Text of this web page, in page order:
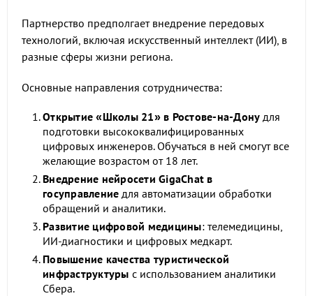
Партнерство предполгает внедрение передовых
технологий, включая искусственный интеллект (ИИ), в
разные сферы жизни региона.
Основные направления сотрудничества:
Открытие «Школы 21» в Ростове-на-Дону для
подготовки высококвалифицированных
цифровых инженеров. Обучаться в ней смогут все
желающие возрастом от 18 лет.
Внедрение нейросети GigaChat в
госуправление для автоматизации обработки
обращений и аналитики.
Развитие цифровой медицины: телемедицины,
ИИ-диагностики и цифровых медкарт.
Повышение качества туристической
инфраструктуры с использованием аналитики
Сбера.